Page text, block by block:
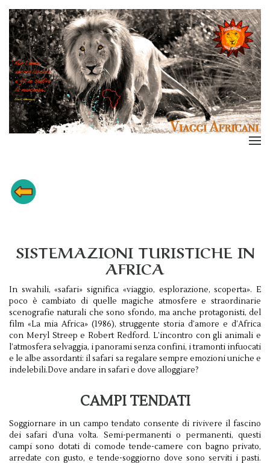
SISTEMAZIONI TURISTICHE IN
AFRICA
In swahili, «safari» significa «viaggio, esplorazione, scoperta». E
poco è cambiato di quelle magiche atmosfere e straordinarie
scenografie naturali che sono sfondo, ma anche protagonisti, del
film «La mia Africa» (1986), struggente storia d’amore e d’Africa
con Meryl Streep e Robert Redford. L’incontro con gli animali e
l’atmosfera selvaggia, i panorami senza confini, i tramonti infuocati
e le albe assordanti: il safari sa regalare sempre emozioni uniche e
indelebili.Dove andare in safari e dove alloggiare?
CAMPI TENDATI
Soggiornare in un campo tendato consente di rivivere il fascino
dei safari d’una volta. Semi-permanenti o permanenti, questi
campi sono dotati di comode tende-camere con bagno privato,
arredate con gusto, e tende-soggiorno dove sono serviti i pasti.